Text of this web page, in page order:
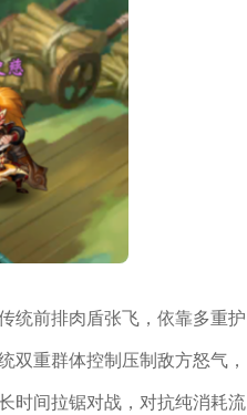
统前排肉盾张飞，依靠多重护
双重群体控制压制敌方怒气，
时间拉锯对战，对抗纯消耗流